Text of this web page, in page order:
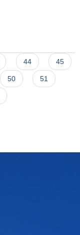
44 45
50 51